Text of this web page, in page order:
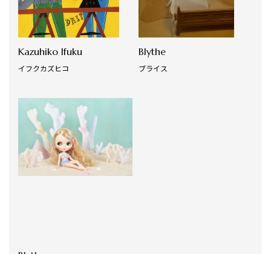
Kazuhiko Ifuku
イフクカズヒコ
Blythe
ブライス